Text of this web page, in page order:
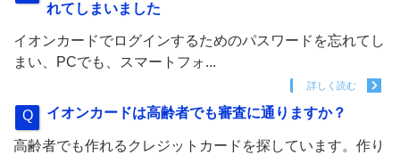
れてしまいました
イオンカードでログインするためのパスワードを忘れてし
まい、PCでも、スマートフォ...
詳しく読む
イオンカードは高齢者でも審査に通りますか？
高齢者でも作れるクレジットカードを探しています。作り